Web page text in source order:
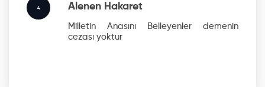
4 Alenen Hakaret
Milletin Anasını Belleyenler demenin
cezası yoktur